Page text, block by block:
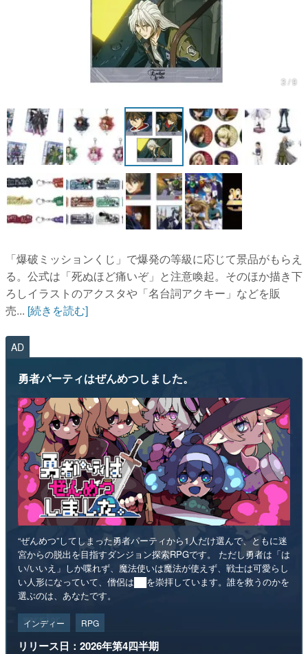
その他
電ファミニコゲーマーとは？
運営：株式会社マレ
3 / 9
「爆破ミッションくじ」で爆発の等級に応じて景品がもらえ
る。公式は「死ぬほど痛いぞ」と注意喚起。そのほか描き下
ろしイラストのアクスタや「名台詞アクキー」などを販
売... [続きを読む]
AD
勇者パーティはぜんめつしました。
“ぜんめつ”してしまった勇者パーティから1人だけ選んで、ともに迷
宮からの脱出を目指すダンジョン探索RPGです。 ただし勇者は「は
い/いいえ」しか喋れず、魔法使いは魔法が使えず、戦士は可愛らし
い人形になっていて、僧侶は██を崇拝しています。誰を救うのかを
選ぶのは、あなたです。
インディー RPG
リリース日：2026年第4四半期